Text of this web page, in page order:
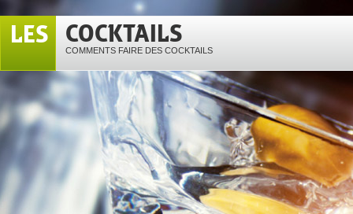
LES COCKTAILS
COMMENTS FAIRE DES COCKTAILS